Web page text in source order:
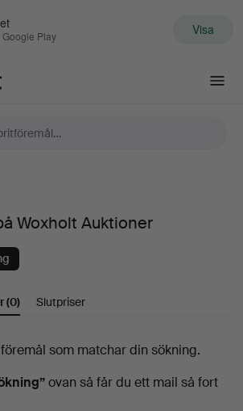
Google Play Visa
Woxholt Auktioner
(0) Slutpriser
som matchar din sökning.
ovan så får du ett mail så fort